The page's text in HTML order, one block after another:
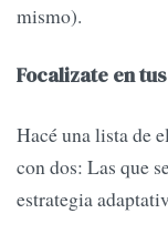
mismo).
Focalizate en
Hacé una lista de
con dos: Las que
estrategia